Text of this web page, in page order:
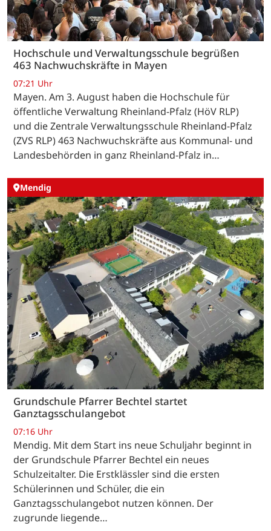
Hochschule und Verwaltungsschule begrüßen
463 Nachwuchskräfte in Mayen
07:21 Uhr
Mayen. Am 3. August haben die Hochschule für
öffentliche Verwaltung Rheinland-Pfalz (HöV RLP)
und die Zentrale Verwaltungsschule Rheinland-Pfalz
(ZVS RLP) 463 Nachwuchskräfte aus Kommunal- und
Landesbehörden in ganz Rheinland-Pfalz in…
Mendig
Grundschule Pfarrer Bechtel startet
Ganztagsschulangebot
07:16 Uhr
Mendig. Mit dem Start ins neue Schuljahr beginnt in
der Grundschule Pfarrer Bechtel ein neues
Schulzeitalter. Die Erstklässler sind die ersten
Schülerinnen und Schüler, die ein
Ganztagsschulangebot nutzen können. Der
zugrunde liegende…